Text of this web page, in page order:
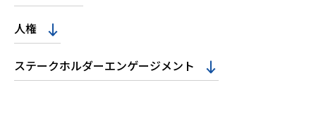
人権
ステークホルダーエンゲージメント